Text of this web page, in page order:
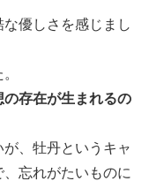
優しさを感じまし
の存在が生まれるの
、牡丹というキャ
忘れがたいものに